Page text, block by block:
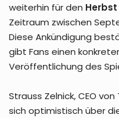
weiterhin für den Herbst
Zeitraum zwischen
Diese Ankündigung
gibt Fans einen
Veröffentlichung des
Strauss Zelnick, CEO
sich optimistisch über